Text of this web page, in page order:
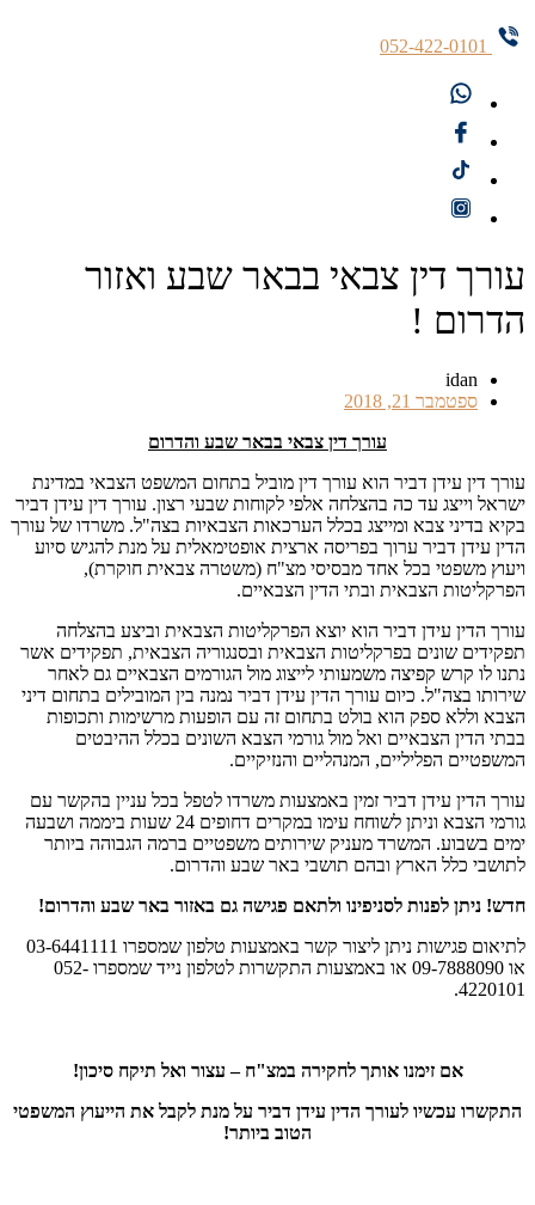
052-422-0101
עורך דין צבאי בבאר שבע ואזור
הדרום !
idan
ספטמבר 21, 2018
עורך דין צבאי בבאר שבע והדרום
עורך דין עידן דביר הוא עורך דין מוביל בתחום המשפט הצבאי במדינת
ישראל וייצג עד כה בהצלחה אלפי לקוחות שבעי רצון. עורך דין עידן דביר
בקיא בדיני צבא ומייצג בכלל הערכאות הצבאיות בצה"ל. משרדו של עורך
הדין עידן דביר ערוך בפריסה ארצית אופטימאלית על מנת להגיש סיוע
ויעוץ משפטי בכל אחד מבסיסי מצ"ח (משטרה צבאית חוקרת),
הפרקליטות הצבאית ובתי הדין הצבאיים.
עורך הדין עידן דביר הוא יוצא הפרקליטות הצבאית וביצע בהצלחה
תפקידים שונים בפרקליטות הצבאית ובסנגוריה הצבאית, תפקידים אשר
נתנו לו קרש קפיצה משמעותי לייצוג מול הגורמים הצבאיים גם לאחר
שירותו בצה"ל. כיום עורך הדין עידן דביר נמנה בין המובילים בתחום דיני
הצבא וללא ספק הוא בולט בתחום זה עם הופעות מרשימות ותכופות
בבתי הדין הצבאיים ואל מול גורמי הצבא השונים בכלל ההיבטים
המשפטיים הפליליים, המנהליים והנזיקיים.
עורך הדין עידן דביר זמין באמצעות משרדו לטפל בכל עניין בהקשר עם
גורמי הצבא וניתן לשוחח עימו במקרים דחופים 24 שעות ביממה ושבעה
ימים בשבוע. המשרד מעניק שירותים משפטיים ברמה הגבוהה ביותר
לתושבי כלל הארץ ובהם תושבי באר שבע והדרום.
חדש! ניתן לפנות לסניפינו ולתאם פגישה גם באזור באר שבע והדרום!
לתיאום פגישות ניתן ליצור קשר באמצעות טלפון שמספרו 03-6441111
או 09-7888090 או באמצעות התקשרות לטלפון נייד שמספרו 052-
4220101.
אם זימנו אותך לחקירה במצ"ח – עצור ואל תיקח סיכון!
התקשרו עכשיו לעורך הדין עידן דביר על מנת לקבל את הייעוץ המשפטי
הטוב ביותר!